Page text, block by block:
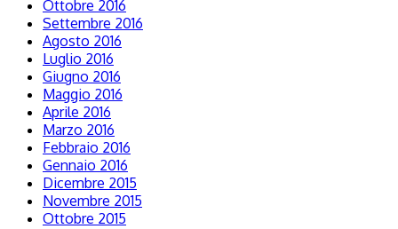
Ottobre 2016
Settembre 2016
Agosto 2016
Luglio 2016
Giugno 2016
Maggio 2016
Aprile 2016
Marzo 2016
Febbraio 2016
Gennaio 2016
Dicembre 2015
Novembre 2015
Ottobre 2015